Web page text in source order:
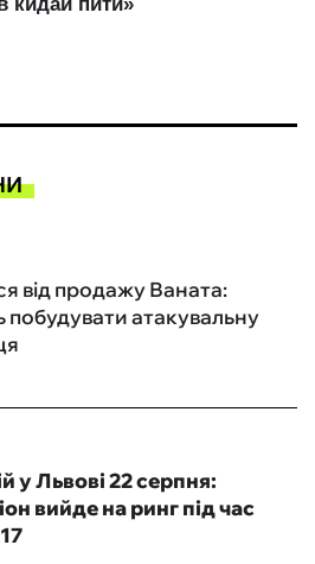
від продажу Ваната:
побудувати атакувальну
у Львові 22 серпня:
вийде на ринг під час